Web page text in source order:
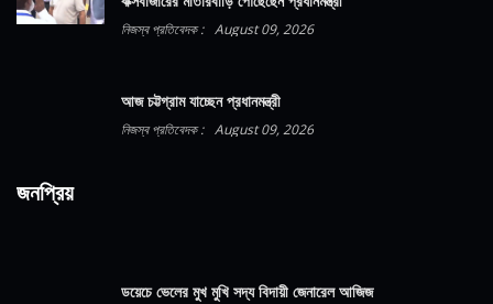
নিজস্ব প্রতিবেদক : August 09, 2026
আজ চট্টগ্রাম যাচ্ছেন প্রধানমন্ত্রী
নিজস্ব প্রতিবেদক : August 09, 2026
জনপ্রিয়
ডয়েচে ভেলের মুখ মুখি সদ্য বিদায়ী জেনারেল আজিজ